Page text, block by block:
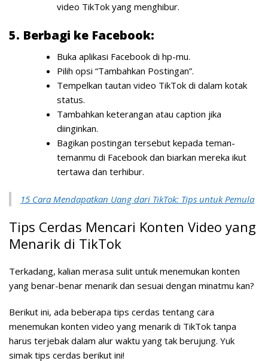
video TikTok yang menghibur.
5. Berbagi ke Facebook:
Buka aplikasi Facebook di hp-mu.
Pilih opsi “Tambahkan Postingan”.
Tempelkan tautan video TikTok di dalam kotak
status.
Tambahkan keterangan atau caption jika
diinginkan.
Bagikan postingan tersebut kepada teman-
temanmu di Facebook dan biarkan mereka ikut
tertawa dan terhibur.
15 Cara Mendapatkan Uang dari TikTok: Tips untuk Pemula
Tips Cerdas Mencari Konten Video yang
Menarik di TikTok
Terkadang, kalian merasa sulit untuk menemukan konten
yang benar-benar menarik dan sesuai dengan minatmu kan?
Berikut ini, ada beberapa tips cerdas tentang cara
menemukan konten video yang menarik di TikTok tanpa
harus terjebak dalam alur waktu yang tak berujung. Yuk
simak tips cerdas berikut ini!